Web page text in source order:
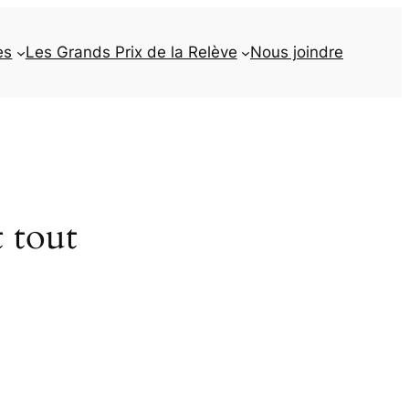
Les Grands Prix de la Relève Nous joindre
tout